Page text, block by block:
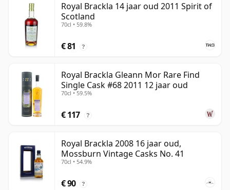
Royal Brackla 14 jaar oud 2011 Spirit of
Scotland
70cl • 59.8%
€ 81 ?
Royal Brackla Gleann Mor Rare Find
Single Cask #68 2011 12 jaar oud
70cl • 59.5%
€ 117 ?
Royal Brackla 2008 16 jaar oud,
Mossburn Vintage Casks No. 41
70cl • 54.9%
€ 90 ?